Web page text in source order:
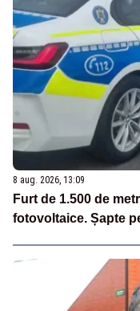
8 aug. 2026, 13:09
Furt de 1.500 de
fotovoltaice. Șapte